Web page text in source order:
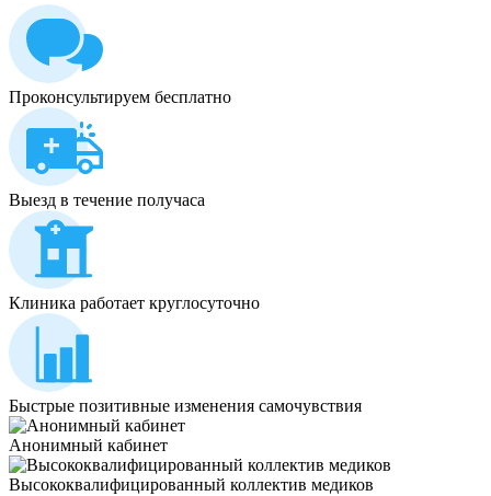
Проконсультируем бесплатно
Выезд в течение получаса
Клиника работает круглосуточно
Быстрые позитивные изменения самочувствия
Анонимный кабинет
Высококвалифицированный коллектив медиков